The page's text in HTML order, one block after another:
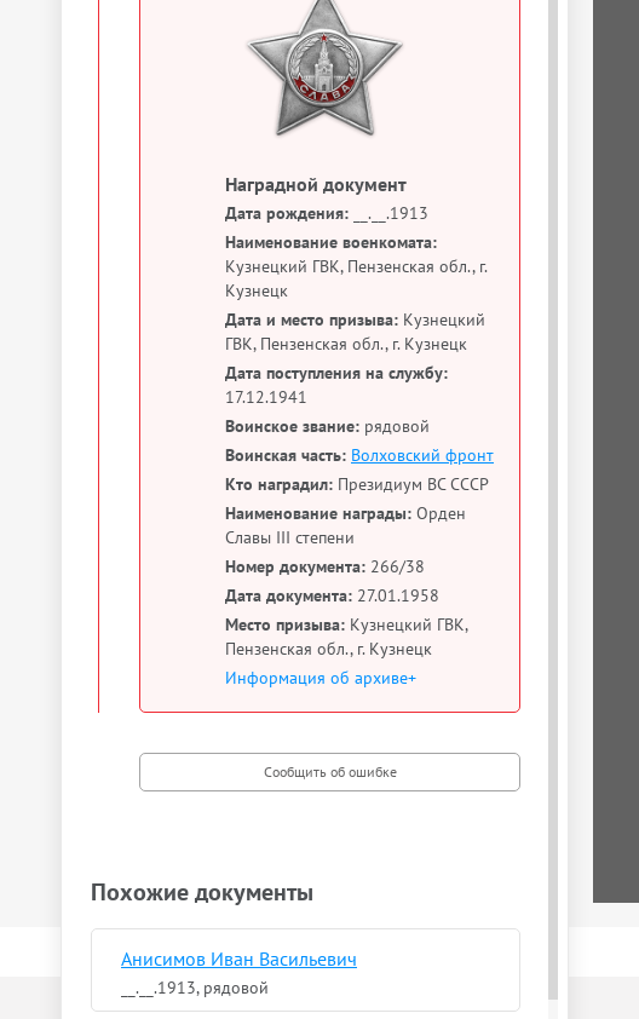
Наградной документ
Дата рождения: __.__.1913
Наименование военкомата:
Кузнецкий ГВК, Пензенская обл., г.
Кузнецк
Дата и место призыва: Кузнецкий
ГВК, Пензенская обл., г. Кузнецк
Дата поступления на службу:
17.12.1941
Воинское звание: рядовой
Воинская часть: Волховский фронт
Кто наградил: Президиум ВС СССР
Наименование награды: Орден
Славы III степени
Номер документа: 266/38
Дата документа: 27.01.1958
Место призыва: Кузнецкий ГВК,
Пензенская обл., г. Кузнецк
Информация об архиве+
Похожие документы
Анисимов Иван Васильевич
__.__.1913, рядовой